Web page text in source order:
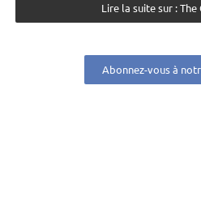
Lire la suite sur :
Abonnez-vous à